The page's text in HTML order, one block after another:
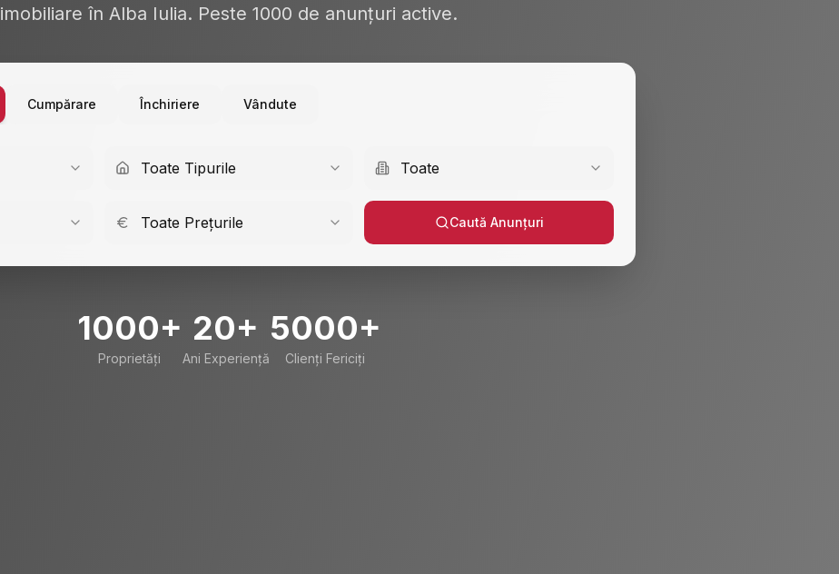
imobiliare în Alba Iulia. Peste 1000 de anunțuri active.
Cumpărare Închiriere Vândute
Toate Tipurile Toate
Toate Prețurile Caută Anunțuri
1000+
Proprietăți
20+
Ani Experiență
5000+
Clienți Fericiți